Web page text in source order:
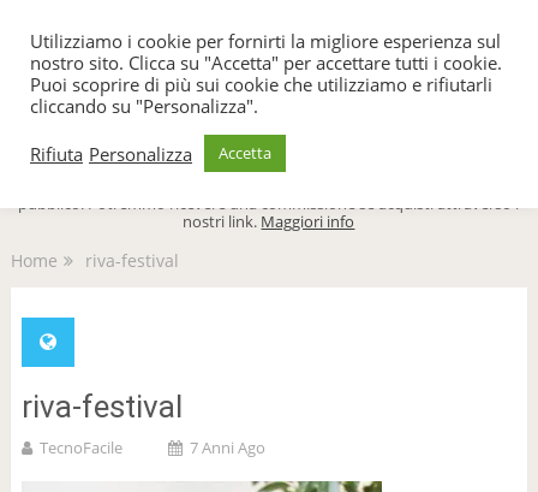
TecnoFacile
Menu
pubblico. Potremmo ricevere una commissione se acquisti attraverso i
nostri link. Maggiori info
Home riva-festival
riva-festival
TecnoFacile 7 Anni Ago
Utilizziamo i cookie per fornirti la migliore esperienza sul
nostro sito. Clicca su "Accetta" per accettare tutti i cookie.
Puoi scoprire di più sui cookie che utilizziamo e rifiutarli
cliccando su "Personalizza".
Rifiuta Personalizza Accetta